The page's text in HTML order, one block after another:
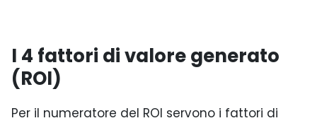
I 4 fattori di valore generato
(ROI)
Per il numeratore del ROI servono i fattori di